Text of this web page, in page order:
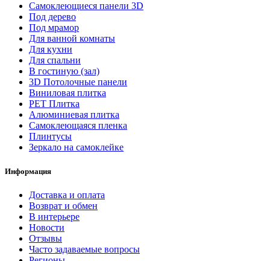
Самоклеющиеся панели 3D
Под дерево
Под мрамор
Для ванной комнаты
Для кухни
Для спальни
В гостиную (зал)
3D Потолочные панели
Виниловая плитка
PET Плитка
Алюминиевая плитка
Самоклеющаяся пленка
Плинтусы
Зеркало на самоклейке
Информация
Доставка и оплата
Возврат и обмен
В интерьере
Новости
Отзывы
Часто задаваемые вопросы